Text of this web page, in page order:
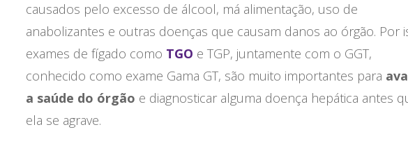
causados pelo excesso de álcool, má alimentação, uso de
anabolizantes e outras doenças que causam danos ao órgão. Por
exames de fígado como TGO e TGP, juntamente com o GGT,
conhecido como exame Gama GT, são muito importantes para
a saúde do órgão e diagnosticar alguma doença hepática antes
ela se agrave.